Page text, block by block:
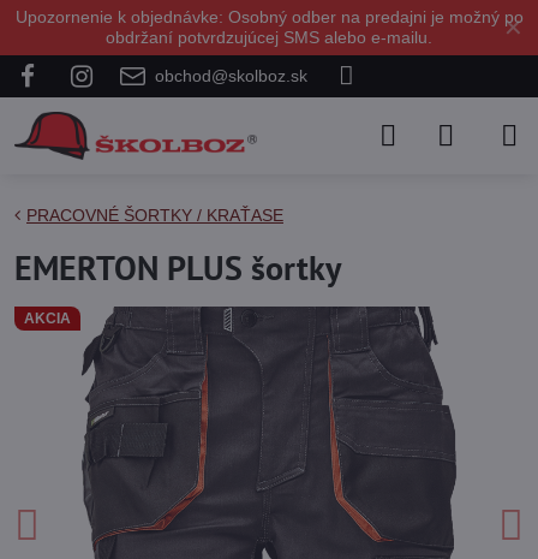
✕
Upozornenie k objednávke: Osobný odber na predajni je možný po
obdržaní potvrdzujúcej SMS alebo e-mailu.
obchod@skolboz.sk
AKCIA
PRACOVNÉ ŠORTKY / KRAŤASE
EMERTON PLUS šortky